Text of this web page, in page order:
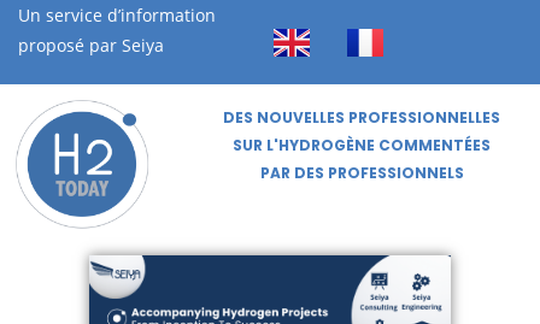
Un service d’information
proposé par Seiya
DES NOUVELLES PROFESSIONNELLES
SUR L'HYDROGÈNE COMMENTÉES
PAR DES PROFESSIONNELS